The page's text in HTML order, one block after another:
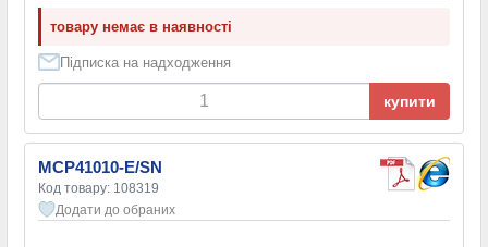
товару немає в наявності
Підписка на надходження
купити
MCP41010-E/SN
Код товару: 108319
Додати до обраних